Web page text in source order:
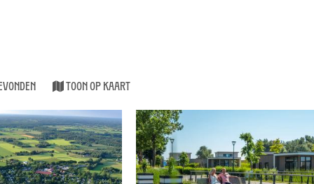
Toon op kaart